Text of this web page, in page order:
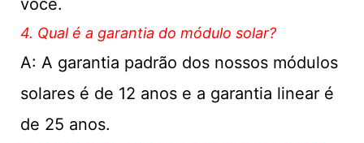
você.
4. Qual é a garantia do módulo solar?
A: A garantia padrão dos nossos módulos
solares é de 12 anos e a garantia linear é
de 25 anos.